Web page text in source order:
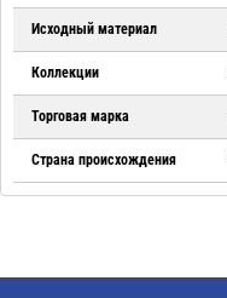
Исходный материал
Коллекции
Торговая марка
Страна происхождения